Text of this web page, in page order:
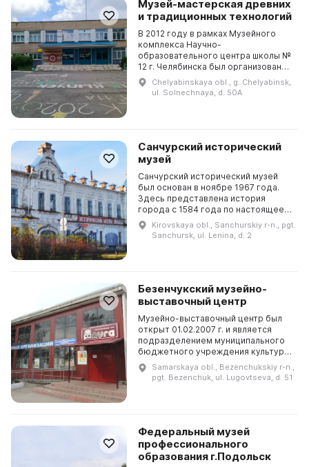
Музей-мастерская древних
и традиционных технологий
В 2012 году в рамках Музейного
комплекса Научно-
образовательного центра школы №
12 г. Челябинска был организован
Музей-мастерская древних и
традиционных технологий. Он
представляет собой
Chelyabinskaya obl., g. Chelyabinsk,
ul. Solnechnaya, d. 50A
Санчурский исторический
музей
Санчурский исторический музей
был основан в ноябре 1967 года.
Здесь представлена история
города с 1584 года по настоящее
время. Экспозиция распределена
по четырем залам: Историческому,
Залу боевой сла...
Kirovskaya obl., Sanchurskiy r-n., pgt.
Sanchursk, ul. Lenina, d. 2
Безенчукский музейно-
выставочный центр
Музейно-выставочный центр был
открыт 01.02.2007 г. и является
подразделением муниципального
бюджетного учреждения культуры
Безенчукского района. Здесь
предлагается путешествие по семи
залам: «История ...
Samarskaya obl., Bezenchukskiy r-n.,
pgt. Bezenchuk, ul. Lugovtseva, d. 51
Федеральный музей
профессионального
образования г.Подольск